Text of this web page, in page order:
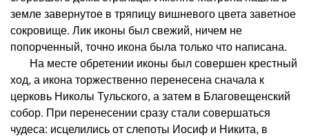
земле завернутое в тряпицу вишневого цвета заветное
сокровище. Лик иконы был свежий, ничем не
попорченный, точно икона была только что написана.
На месте обретении иконы был совершен крестный
ход, а икона торжественно перенесена сначала к
церковь Николы Тульского, а затем в Благовещенский
собор. При перенесении сразу стали совершаться
чудеса: исцелились от слепоты Иосиф и Никита, в